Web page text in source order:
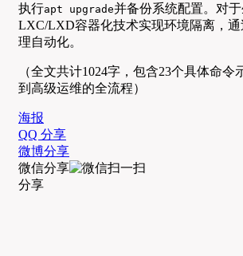
执行apt upgrade并备份系统配置。对
LXC/LXD容器化技术实现环境隔离，通
理自动化。
（全文共计1024字，包含23个具体命
到高级运维的全流程）
海报
QQ 分享
微博分享
微信分享
分享